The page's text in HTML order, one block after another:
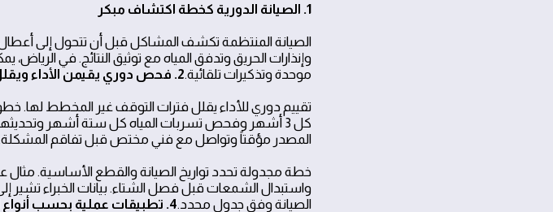
1. الصيانة الدورية كخطة اكتشاف مبكر
الصيانة المنتظمة تكشف المشاكل قبل أن تتحول إلى
وإنذارات الحريق وتدفق المياه مع توثيق النتائج. في الرياض،
موحدة وتذكيرات تلقائية. 2. فحص دوري يقيمن الأداء ويقلل زمن الانقطاع
تقييم دوري للأداء يقلل فترات التوقف غير المخطط
كل 3 أشهر وفحص تسربات المياه كل ستة أشهر
المصدر مؤقتاً وتواصل مع فني مختص قبل تفاقم المشكلة.
خطة مجدولة تحدد تواريخ الصيانة والقطع الأساسية.
الصيانة وفق جدول محدد. 4. تطبيقات عملية بحسب أنواع الأنظمة